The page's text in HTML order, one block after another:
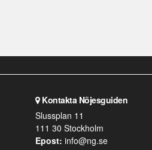
LIVETS ORD
Jag hatar att resa
2018-05-22
Kontakta Nöjesguiden
Slussplan 11
111 30 Stockholm
Epost: info@ng.se